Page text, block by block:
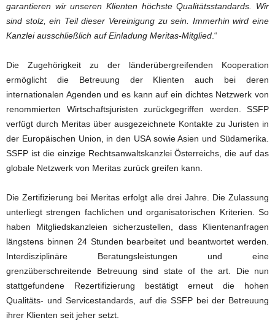
garantieren wir unseren Klienten höchste Qualitätsstandards. Wir
sind stolz, ein Teil dieser Vereinigung zu sein. Immerhin wird eine
Kanzlei ausschließlich auf Einladung Meritas-Mitglied .“
Die Zugehörigkeit zu der länderübergreifenden Kooperation
ermöglicht die Betreuung der Klienten auch bei deren
internationalen Agenden und es kann auf ein dichtes Netzwerk von
renommierten Wirtschaftsjuristen zurückgegriffen werden. SSFP
verfügt durch Meritas über ausgezeichnete Kontakte zu Juristen in
der Europäischen Union, in den USA sowie Asien und Südamerika.
SSFP ist die einzige Rechtsanwaltskanzlei Österreichs, die auf das
globale Netzwerk von Meritas zurück greifen kann.
Die Zertifizierung bei Meritas erfolgt alle drei Jahre. Die Zulassung
unterliegt strengen fachlichen und organisatorischen Kriterien. So
haben Mitgliedskanzleien sicherzustellen, dass Klientenanfragen
längstens binnen 24 Stunden bearbeitet und beantwortet werden.
Interdisziplinäre Beratungsleistungen und eine
grenzüberschreitende Betreuung sind state of the art. Die nun
stattgefundene Rezertifizierung bestätigt erneut die hohen
Qualitäts- und Servicestandards, auf die SSFP bei der Betreuung
ihrer Klienten seit jeher setzt.